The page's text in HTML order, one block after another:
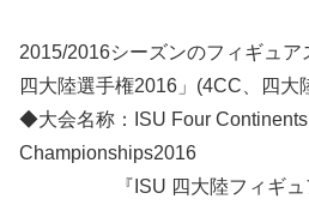
2015/2016シーズンのフィギュ
四大陸選手権2016」(4CC、四大
◆大会名称：ISU Four
Championships2016
『ISU 四大陸フィギュア